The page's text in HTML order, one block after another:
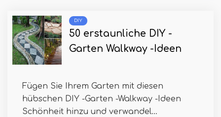
DIY
50 erstaunliche DIY -
Garten Walkway -Ideen
Fügen Sie Ihrem Garten mit diesen
hübschen DIY -Garten -Walkway -Ideen
Schönheit hinzu und verwandel...